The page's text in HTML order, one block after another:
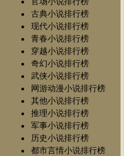
古典小说排行榜
现代小说排行榜
青春小说排行榜
穿越小说排行榜
奇幻小说排行榜
武侠小说排行榜
网游动漫小说排行榜
其他小说排行榜
推理小说排行榜
军事小说排行榜
历史小说排行榜
都市言情小说排行榜